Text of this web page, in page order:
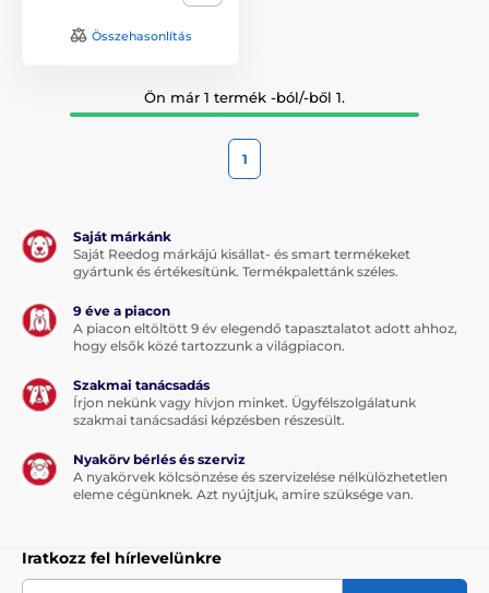
Összehasonlítás
Ön már 1 termék -ból/-ből 1.
1
Saját márkánk
Saját Reedog márkájú kisállat- és smart termékeket
gyártunk és értékesítünk. Termékpalettánk széles.
9 éve a piacon
A piacon eltöltött 9 év elegendő tapasztalatot adott ahhoz,
hogy elsők közé tartozzunk a világpiacon.
Szakmai tanácsadás
Írjon nekünk vagy hívjon minket. Ügyfélszolgálatunk
szakmai tanácsadási képzésben részesült.
Nyakörv bérlés és szerviz
A nyakörvek kölcsönzése és szervizelése nélkülözhetetlen
eleme cégünknek. Azt nyújtjuk, amire szüksége van.
Iratkozz fel hírlevelünkre